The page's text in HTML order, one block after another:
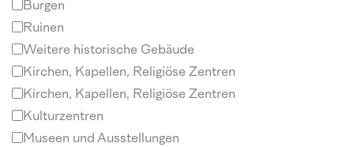
Burgen
Ruinen
Weitere historische Gebäude
Kirchen, Kapellen, Religiöse Zentren
Kirchen, Kapellen, Religiöse Zentren
Kulturzentren
Museen und Ausstellungen